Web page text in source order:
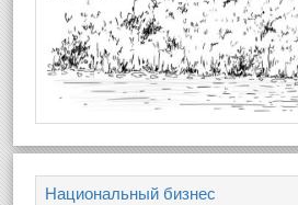
Национальный бизнес